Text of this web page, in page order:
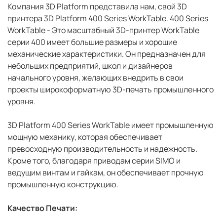
Компания 3D Platform представила нам, свой 3D
принтера 3D Platform 400 Series WorkTable. 400 Series
WorkTable - Это масштабный 3D-принтер WorkTable
серии 400 имеет большие размеры и хорошие
механические характеристики. Он предназначен для
небольших предприятий, школ и дизайнеров
начального уровня, желающих внедрить в свои
проекты широкоформатную 3D-печать промышленного
уровня.
3D Platform 400 Series WorkTable имеет промышленную
мощную механику, которая обеспечивает
превосходную производительность и надежность.
Кроме того, благодаря приводам серии SIMO и
ведущим винтам и гайкам, он обеспечивает прочную
промышленную конструкцию.
Качество Печати: